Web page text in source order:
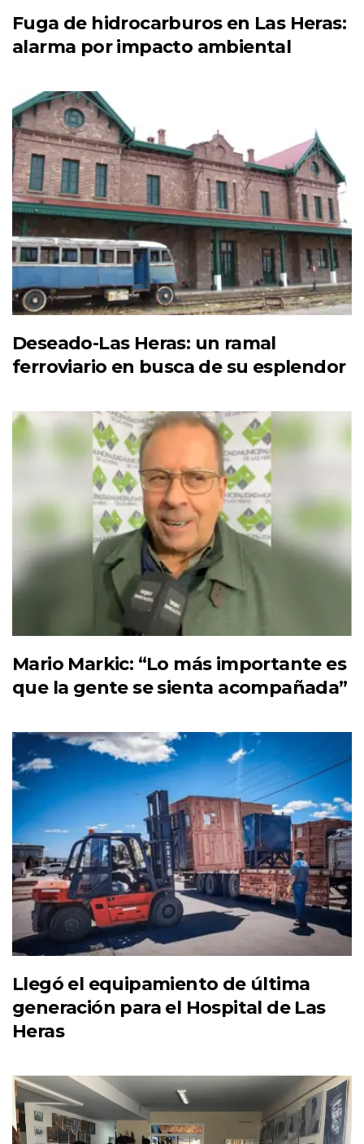
Fuga de hidrocarburos en Las Heras:
alarma por impacto ambiental
Deseado-Las Heras: un ramal
ferroviario en busca de su esplendor
Mario Markic: “Lo más importante es
que la gente se sienta acompañada”
Llegó el equipamiento de última
generación para el Hospital de Las
Heras